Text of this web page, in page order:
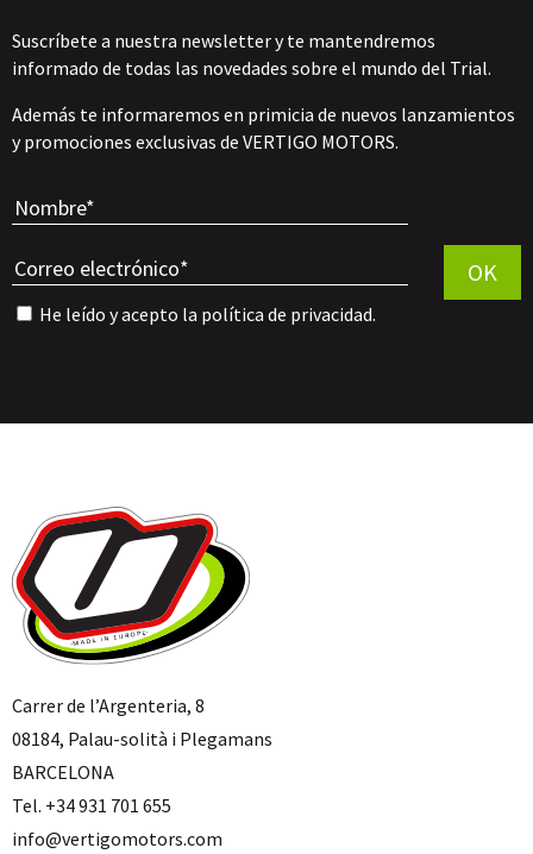
Suscríbete a nuestra newsletter y te mantendremos
informado de todas las novedades sobre el mundo del Trial.
Además te informaremos en primicia de nuevos lanzamientos
y promociones exclusivas de VERTIGO MOTORS.
He leído y acepto la política de privacidad.
OK
Carrer de l’Argenteria, 8
08184, Palau-solità i Plegamans
BARCELONA
Tel. +34 931 701 655
info@vertigomotors.com